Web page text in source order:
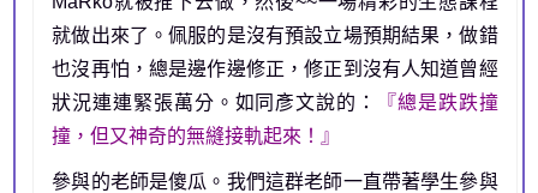
就做出來了。佩服的是沒有預設立場預期結果，做錯
也沒再怕，總是邊作邊修正，修正到沒有人知道曾經
狀況連連緊張萬分。如同彥文說的：
『總是跌跌撞
撞，但又神奇的無縫接軌起來！』
參與的老師是傻瓜。我們這群老師一直帶著學生參與